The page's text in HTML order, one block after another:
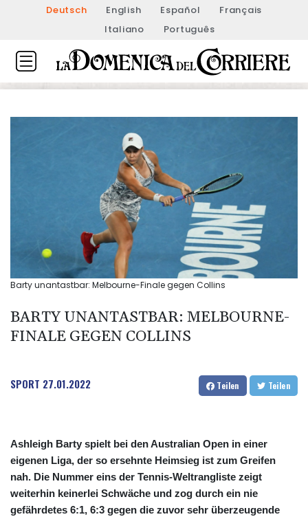
Deutsch English Español
Français
Italiano
Português
Barty unantastbar: Melbourne-Finale gegen Collins
BARTY UNANTASTBAR: MELBOURNE-
FINALE GEGEN COLLINS
SPORT 27.01.2022 Teilen Teilen
Ashleigh Barty spielt bei den Australian Open in einer
eigenen Liga, der so ersehnte Heimsieg ist zum Greifen
nah. Die Nummer eins der Tennis-Weltrangliste zeigt
weiterhin keinerlei Schwäche und zog durch ein nie
gefährdetes 6:1, 6:3 gegen die zuvor sehr überzeugende